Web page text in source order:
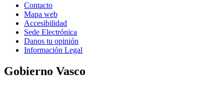
Contacto
Mapa web
Accesibilidad
Sede Electrónica
Danos tu opinión
Información Legal
Gobierno Vasco